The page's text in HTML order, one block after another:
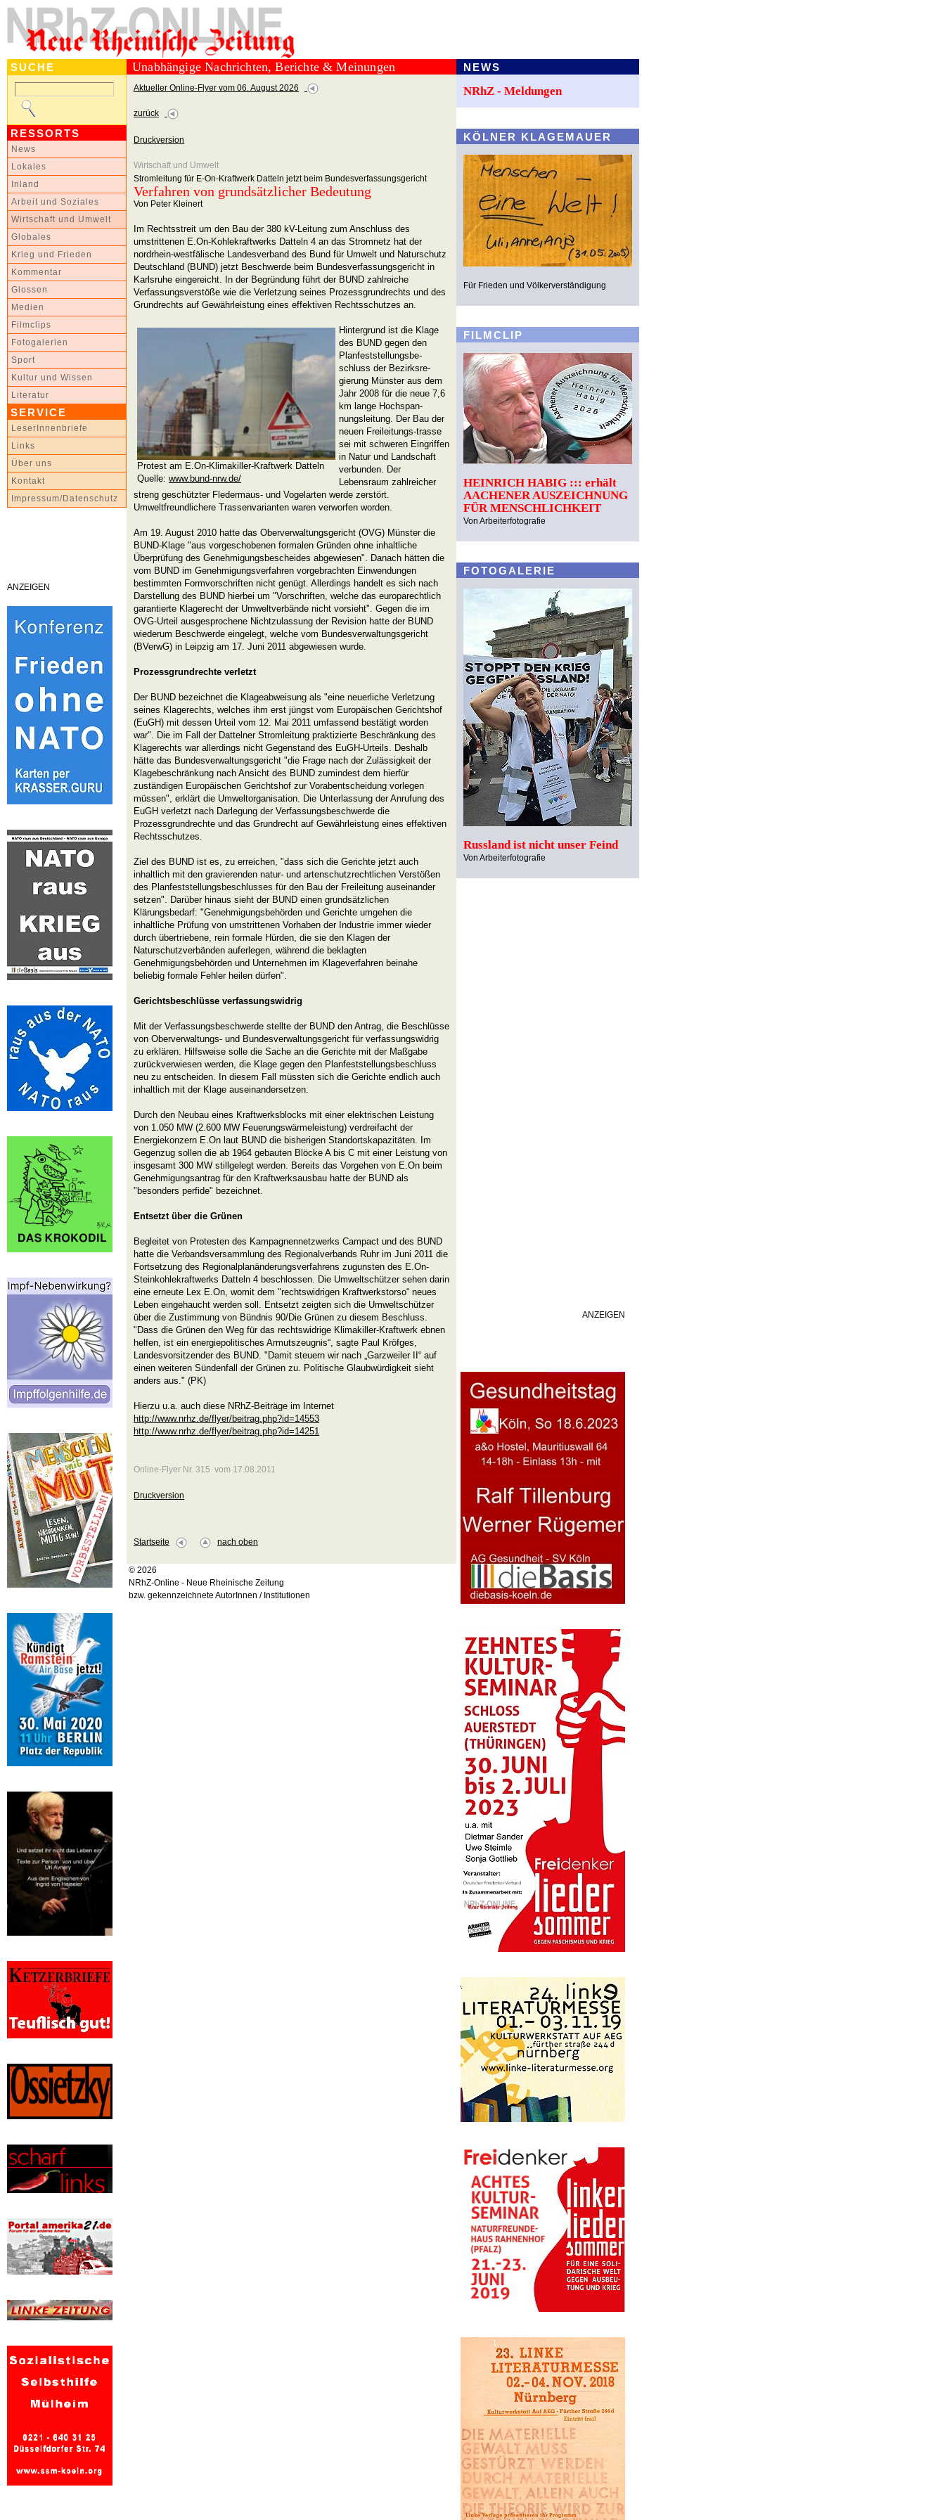
SUCHE
RESSORTS
News
Lokales
Inland
Arbeit und Soziales
Wirtschaft und Umwelt
Globales
Krieg und Frieden
Kommentar
Glossen
Medien
Filmclips
Fotogalerien
Sport
Kultur und Wissen
Literatur
SERVICE
LeserInnenbriefe
Links
Über uns
Kontakt
Impressum/Datenschutz
ANZEIGEN
Unabhängige Nachrichten, Berichte & Meinungen
Aktueller Online-Flyer vom 06. August 2026
zurück
Druckversion
Wirtschaft und Umwelt
Stromleitung für E-On-Kraftwerk Datteln jetzt beim Bundesverfassungsgericht
Verfahren von grundsätzlicher Bedeutung
Von Peter Kleinert
Im Rechtsstreit um den Bau der 380 kV-Leitung zum Anschluss des
umstrittenen E.On-Kohlekraftwerks Datteln 4 an das Stromnetz hat der
nordrhein-westfälische Landesverband des Bund für Umwelt und Naturschutz
Deutschland (BUND) jetzt Beschwerde beim Bundesverfassungsgericht in
Karlsruhe eingereicht. In der Begründung führt der BUND zahlreiche
Verfassungsverstöße wie die Verletzung seines Prozessgrundrechts und des
Grundrechts auf Gewährleistung eines effektiven Rechtsschutzes an.
Protest am E.On-Klimakiller-Kraftwerk Datteln
Quelle: www.bund-nrw.de/
Hintergrund ist die Klage
des BUND gegen den
Planfeststellungsbe-
schluss der Bezirksre-
gierung Münster aus dem
Jahr 2008 für die neue 7,6
km lange Hochspan-
nungsleitung. Der Bau der
neuen Freileitungs-trasse
sei mit schweren Eingriffen
in Natur und Landschaft
verbunden. Der
Lebensraum zahlreicher
streng geschützter Fledermaus- und Vogelarten werde zerstört.
Umweltfreundlichere Trassenvarianten waren verworfen worden.
Am 19. August 2010 hatte das Oberverwaltungsgericht (OVG) Münster die
BUND-Klage "aus vorgeschobenen formalen Gründen ohne inhaltliche
Überprüfung des Genehmigungsbescheides abgewiesen". Danach hätten die
vom BUND im Genehmigungsverfahren vorgebrachten Einwendungen
bestimmten Formvorschriften nicht genügt. Allerdings handelt es sich nach
Darstellung des BUND hierbei um "Vorschriften, welche das europarechtlich
garantierte Klagerecht der Umweltverbände nicht vorsieht". Gegen die im
OVG-Urteil ausgesprochene Nichtzulassung der Revision hatte der BUND
wiederum Beschwerde eingelegt, welche vom Bundesverwaltungsgericht
(BVerwG) in Leipzig am 17. Juni 2011 abgewiesen wurde.
Prozessgrundrechte verletzt
Der BUND bezeichnet die Klageabweisung als "eine neuerliche Verletzung
seines Klagerechts, welches ihm erst jüngst vom Europäischen Gerichtshof
(EuGH) mit dessen Urteil vom 12. Mai 2011 umfassend bestätigt worden
war". Die im Fall der Dattelner Stromleitung praktizierte Beschränkung des
Klagerechts war allerdings nicht Gegenstand des EuGH-Urteils. Deshalb
hätte das Bundesverwaltungsgericht "die Frage nach der Zulässigkeit der
Klagebeschränkung nach Ansicht des BUND zumindest dem hierfür
zuständigen Europäischen Gerichtshof zur Vorabentscheidung vorlegen
müssen", erklärt die Umweltorganisation. Die Unterlassung der Anrufung des
EuGH verletzt nach Darlegung der Verfassungsbeschwerde die
Prozessgrundrechte und das Grundrecht auf Gewährleistung eines effektiven
Rechtsschutzes.
Ziel des BUND ist es, zu erreichen, "dass sich die Gerichte jetzt auch
inhaltlich mit den gravierenden natur- und artenschutzrechtlichen Verstößen
des Planfeststellungsbeschlusses für den Bau der Freileitung auseinander
setzen". Darüber hinaus sieht der BUND einen grundsätzlichen
Klärungsbedarf: "Genehmigungsbehörden und Gerichte umgehen die
inhaltliche Prüfung von umstrittenen Vorhaben der Industrie immer wieder
durch übertriebene, rein formale Hürden, die sie den Klagen der
Naturschutzverbänden auferlegen, während die beklagten
Genehmigungsbehörden und Unternehmen im Klageverfahren beinahe
beliebig formale Fehler heilen dürfen".
Gerichtsbeschlüsse verfassungswidrig
Mit der Verfassungsbeschwerde stellte der BUND den Antrag, die Beschlüsse
von Oberverwaltungs- und Bundesverwaltungsgericht für verfassungswidrig
zu erklären. Hilfsweise solle die Sache an die Gerichte mit der Maßgabe
zurückverwiesen werden, die Klage gegen den Planfeststellungsbeschluss
neu zu entscheiden. In diesem Fall müssten sich die Gerichte endlich auch
inhaltlich mit der Klage auseinandersetzen.
Durch den Neubau eines Kraftwerksblocks mit einer elektrischen Leistung
von 1.050 MW (2.600 MW Feuerungswärmeleistung) verdreifacht der
Energiekonzern E.On laut BUND die bisherigen Standortskapazitäten. Im
Gegenzug sollen die ab 1964 gebauten Blöcke A bis C mit einer Leistung von
insgesamt 300 MW stillgelegt werden. Bereits das Vorgehen von E.On beim
Genehmigungsantrag für den Kraftwerksausbau hatte der BUND als
"besonders perfide" bezeichnet.
Entsetzt über die Grünen
Begleitet von Protesten des Kampagnennetzwerks Campact und des BUND
hatte die Verbandsversammlung des Regionalverbands Ruhr im Juni 2011 die
Fortsetzung des Regionalplanänderungsverfahrens zugunsten des E.On-
Steinkohlekraftwerks Datteln 4 beschlossen. Die Umweltschützer sehen darin
eine erneute Lex E.On, womit dem "rechtswidrigen Kraftwerkstorso“ neues
Leben eingehaucht werden soll. Entsetzt zeigten sich die Umweltschützer
über die Zustimmung von Bündnis 90/Die Grünen zu diesem Beschluss.
"Dass die Grünen den Weg für das rechtswidrige Klimakiller-Kraftwerk ebnen
helfen, ist ein energiepolitisches Armutszeugnis“, sagte Paul Kröfges,
Landesvorsitzender des BUND. "Damit steuern wir nach „Garzweiler II“ auf
einen weiteren Sündenfall der Grünen zu. Politische Glaubwürdigkeit sieht
anders aus." (PK)
Hierzu u.a. auch diese NRhZ-Beiträge im Internet
http://www.nrhz.de/flyer/beitrag.php?id=14553
http://www.nrhz.de/flyer/beitrag.php?id=14251
Online-Flyer Nr. 315 vom 17.08.2011
Druckversion
Startseite nach oben
© 2026
NRhZ-Online - Neue Rheinische Zeitung
bzw. gekennzeichnete AutorInnen / Institutionen
NEWS
NRhZ - Meldungen
KÖLNER KLAGEMAUER
Für Frieden und Völkerverständigung
FILMCLIP
HEINRICH HABIG ::: erhält
AACHENER AUSZEICHNUNG
FÜR MENSCHLICHKEIT
Von Arbeiterfotografie
FOTOGALERIE
Russland ist nicht unser Feind
Von Arbeiterfotografie
ANZEIGEN